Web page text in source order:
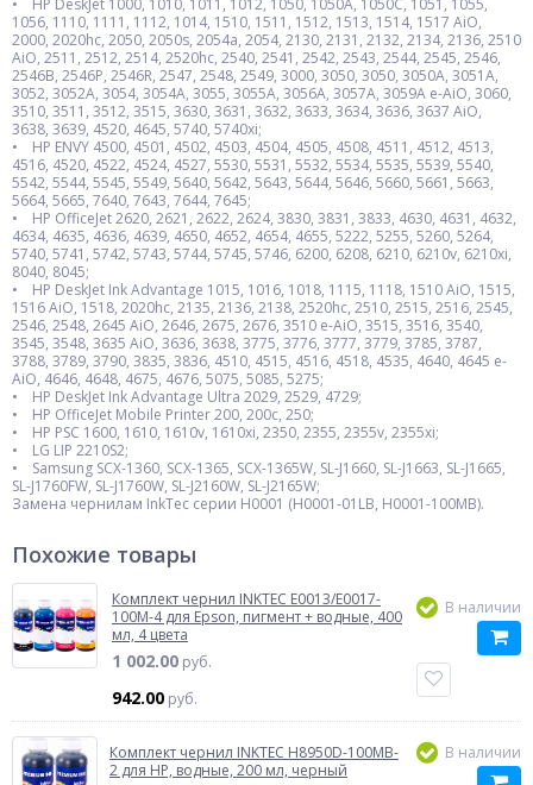
• HP DeskJet 1000, 1010, 1011, 1012, 1050, 1050A, 1050C, 1051, 1055,
1056, 1110, 1111, 1112, 1014, 1510, 1511, 1512, 1513, 1514, 1517 AiO,
2000, 2020hc, 2050, 2050s, 2054a, 2054, 2130, 2131, 2132, 2134, 2136, 2510
AiO, 2511, 2512, 2514, 2520hc, 2540, 2541, 2542, 2543, 2544, 2545, 2546,
2546B, 2546P, 2546R, 2547, 2548, 2549, 3000, 3050, 3050, 3050A, 3051A,
3052, 3052A, 3054, 3054A, 3055, 3055A, 3056A, 3057A, 3059A e-AiO, 3060,
3510, 3511, 3512, 3515, 3630, 3631, 3632, 3633, 3634, 3636, 3637 AiO,
3638, 3639, 4520, 4645, 5740, 5740xi;
• HP ENVY 4500, 4501, 4502, 4503, 4504, 4505, 4508, 4511, 4512, 4513,
4516, 4520, 4522, 4524, 4527, 5530, 5531, 5532, 5534, 5535, 5539, 5540,
5542, 5544, 5545, 5549, 5640, 5642, 5643, 5644, 5646, 5660, 5661, 5663,
5664, 5665, 7640, 7643, 7644, 7645;
• HP OfficeJet 2620, 2621, 2622, 2624, 3830, 3831, 3833, 4630, 4631, 4632,
4634, 4635, 4636, 4639, 4650, 4652, 4654, 4655, 5222, 5255, 5260, 5264,
5740, 5741, 5742, 5743, 5744, 5745, 5746, 6200, 6208, 6210, 6210v, 6210xi,
8040, 8045;
• HP DeskJet Ink Advantage 1015, 1016, 1018, 1115, 1118, 1510 AiO, 1515,
1516 AiO, 1518, 2020hc, 2135, 2136, 2138, 2520hc, 2510, 2515, 2516, 2545,
2546, 2548, 2645 AiO, 2646, 2675, 2676, 3510 e-AiO, 3515, 3516, 3540,
3545, 3548, 3635 AiO, 3636, 3638, 3775, 3776, 3777, 3779, 3785, 3787,
3788, 3789, 3790, 3835, 3836, 4510, 4515, 4516, 4518, 4535, 4640, 4645 e-
AiO, 4646, 4648, 4675, 4676, 5075, 5085, 5275;
• HP DeskJet Ink Advantage Ultra 2029, 2529, 4729;
• HP OfficeJet Mobile Printer 200, 200c, 250;
• HP PSC 1600, 1610, 1610v, 1610xi, 2350, 2355, 2355v, 2355xi;
• LG LIP 2210S2;
• Samsung SCX-1360, SCX-1365, SCX-1365W, SL-J1660, SL-J1663, SL-J1665,
SL-J1760FW, SL-J1760W, SL-J2160W, SL-J2165W;
Замена чернилам InkTec серии H0001 (H0001-01LB, H0001-100MB).
Похожие товары
Комплект чернил INKTEC E0013/E0017-
100M-4 для Epson, пигмент + водные, 400
мл, 4 цвета
1 002.00 руб.
942.00 руб.
В наличии
Комплект чернил INKTEC H8950D-100MB-
2 для HP, водные, 200 мл, черный
В наличии